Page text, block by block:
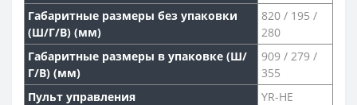
Габаритные размеры без упаковки
(Ш/Г/В) (мм)
820 / 195 /
280
Габаритные размеры в упаковке (Ш/
Г/В) (мм)
909 / 279 /
355
Пульт управления
YR-HE